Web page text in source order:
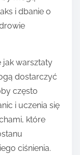
i dbanie o
jak warsztaty
dostarczyć
często
i uczenia się
które
ciśnienia.